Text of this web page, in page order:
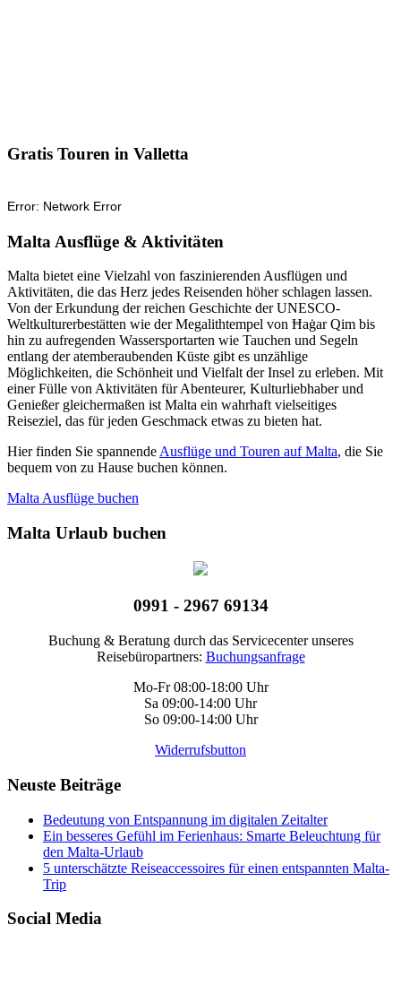
Gratis Touren in Valletta
Malta Ausflüge & Aktivitäten
Malta bietet eine Vielzahl von faszinierenden Ausflügen und
Aktivitäten, die das Herz jedes Reisenden höher schlagen lassen.
Von der Erkundung der reichen Geschichte der UNESCO-
Weltkulturerbestätten wie der Megalithtempel von Ħaġar Qim bis
hin zu aufregenden Wassersportarten wie Tauchen und Segeln
entlang der atemberaubenden Küste gibt es unzählige
Möglichkeiten, die Schönheit und Vielfalt der Insel zu erleben. Mit
einer Fülle von Aktivitäten für Abenteurer, Kulturliebhaber und
Genießer gleichermaßen ist Malta ein wahrhaft vielseitiges
Reiseziel, das für jeden Geschmack etwas zu bieten hat.
Hier finden Sie spannende Ausflüge und Touren auf Malta, die Sie
bequem von zu Hause buchen können.
Malta Ausflüge buchen
Malta Urlaub buchen
0991 - 2967 69134
Buchung & Beratung durch das Servicecenter unseres
Reisebüropartners: Buchungsanfrage
Mo-Fr 08:00-18:00 Uhr
Sa 09:00-14:00 Uhr
So 09:00-14:00 Uhr
Widerrufsbutton
Neuste Beiträge
Bedeutung von Entspannung im digitalen Zeitalter
Ein besseres Gefühl im Ferienhaus: Smarte Beleuchtung für
den Malta-Urlaub
5 unterschätzte Reiseaccessoires für einen entspannten Malta-
Trip
Social Media